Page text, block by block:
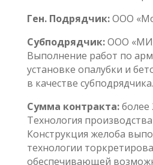
Ген. Подрядчик:ООО
Субподрядчик:ООО
Выполнение работ по
установке опалубки и
в качестве субподрядчика.
Сумма контракта:более
Технология
Конструкция желоба
технологии
обеспечивающей